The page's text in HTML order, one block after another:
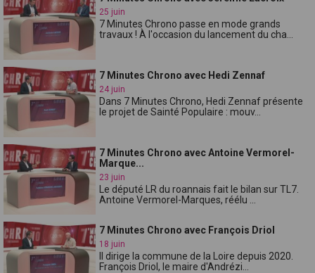
25 juin
7 Minutes Chrono passe en mode grands
travaux ! À l'occasion du lancement du cha...
7 Minutes Chrono avec Hedi Zennaf
24 juin
Dans 7 Minutes Chrono, Hedi Zennaf présente
le projet de Sainté Populaire : mouv...
7 Minutes Chrono avec Antoine Vermorel-
Marque...
23 juin
Le député LR du roannais fait le bilan sur TL7.
Antoine Vermorel-Marques, réélu ...
7 Minutes Chrono avec François Driol
18 juin
Il dirige la commune de la Loire depuis 2020.
François Driol, le maire d'Andrézi...